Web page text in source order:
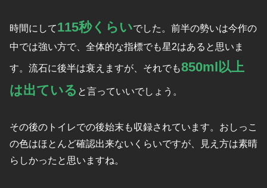
時間にして115秒くらいでした。前半の勢いは今作の
中では強い方で、全体的な指標でも星2はあると思いま
す。流石に後半は衰えますが、それでも850ml以上
は出ている と言っていいでしょう。
その後のトイレでの後始末も収録されています。おしっこ
の色はほとんど確認出来ないくらいですが、見え方は素晴
らしかったと思いますね。